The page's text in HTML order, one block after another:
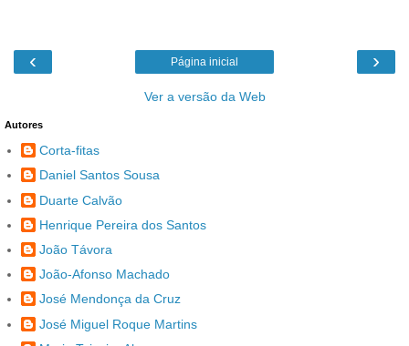
‹ ›
Página inicial
Ver a versão da Web
Autores
Corta-fitas
Daniel Santos Sousa
Duarte Calvão
Henrique Pereira dos Santos
João Távora
João-Afonso Machado
José Mendonça da Cruz
José Miguel Roque Martins